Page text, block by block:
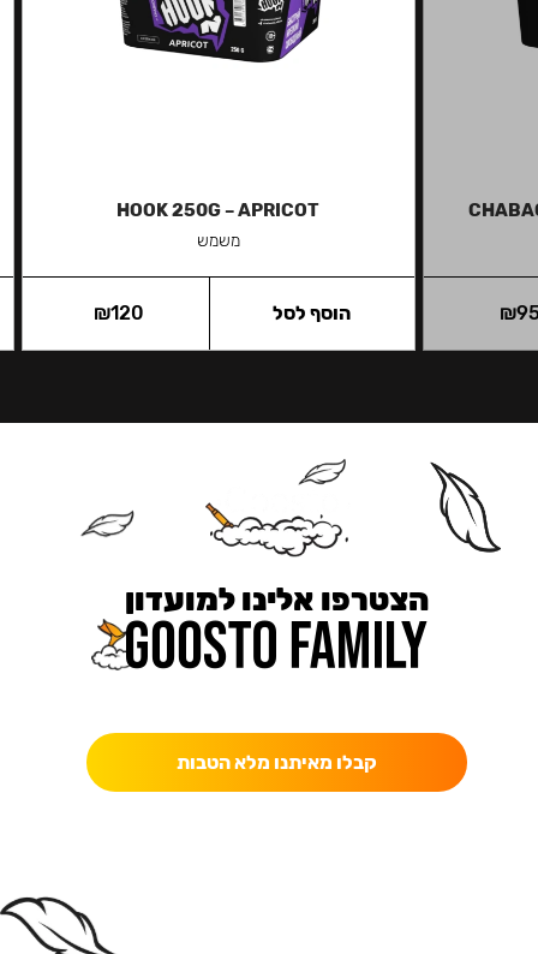
₪
HOOK 250G – APRICOT
משמש
₪120 הוסף לסל
הצטרפו אלינו למועדון
קבלו מאיתנו מלא הטבות